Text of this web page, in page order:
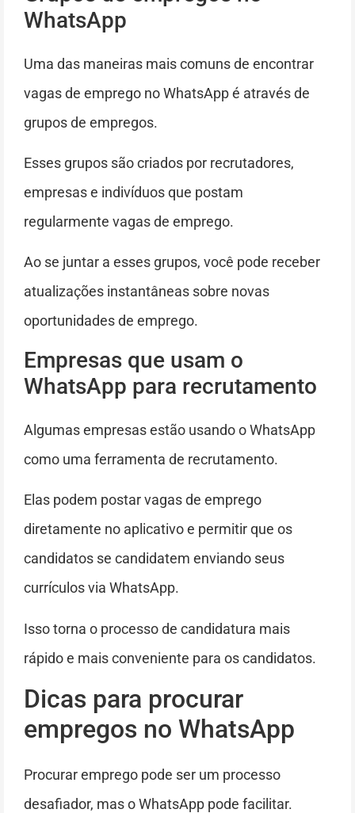
WhatsApp
Uma das maneiras mais comuns de encontrar
vagas de emprego no WhatsApp é através de
grupos de empregos.
Esses grupos são criados por recrutadores,
empresas e indivíduos que postam
regularmente vagas de emprego.
Ao se juntar a esses grupos, você pode receber
atualizações instantâneas sobre novas
oportunidades de emprego.
Empresas que usam o
WhatsApp para recrutamento
Algumas empresas estão usando o WhatsApp
como uma ferramenta de recrutamento.
Elas podem postar vagas de emprego
diretamente no aplicativo e permitir que os
candidatos se candidatem enviando seus
currículos via WhatsApp.
Isso torna o processo de candidatura mais
rápido e mais conveniente para os candidatos.
Dicas para procurar
empregos no WhatsApp
Procurar emprego pode ser um processo
desafiador, mas o WhatsApp pode facilitar.